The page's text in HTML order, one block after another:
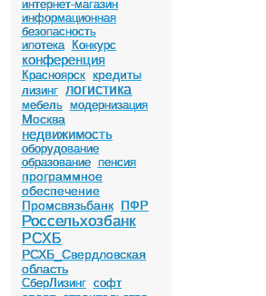
интернет-магазин
информационная
безопасность
ипотека
Конкурс
конференция
Красноярск кредиты
лизинг логистика
мебель модернизация
Москва
недвижимость
оборудование
образование пенсия
программное
обеспечение
Промсвязьбанк ПФР
Россельхозбанк
РСХБ
РСХБ_Свердловская
область
СберЛизинг софт